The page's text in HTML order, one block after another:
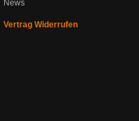
News
Vertrag Widerrufen